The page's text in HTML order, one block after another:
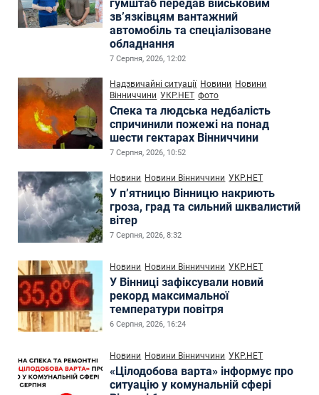
гумштаб передав військовим
зв’язківцям вантажний
автомобіль та спеціалізоване
обладнання
7 Серпня, 2026, 12:02
Надзвичайні ситуації Новини Новини
Вінниччини УКР.НЕТ фото
Спека та людська недбалість
спричинили пожежі на понад
шести гектарах Вінниччини
7 Серпня, 2026, 10:52
Новини Новини Вінниччини УКР.НЕТ
У п’ятницю Вінницю накриють
гроза, град та сильний шквалистий
вітер
7 Серпня, 2026, 8:32
Новини Новини Вінниччини УКР.НЕТ
У Вінниці зафіксували новий
рекорд максимальної
температури повітря
6 Серпня, 2026, 16:24
Новини Новини Вінниччини УКР.НЕТ
«Цілодобова варта» інформує про
ситуацію у комунальній сфері